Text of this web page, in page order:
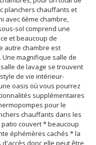
supplémentaires
pour le
couvert * beaucoup
éphémères cachés * la
donc elle peut être